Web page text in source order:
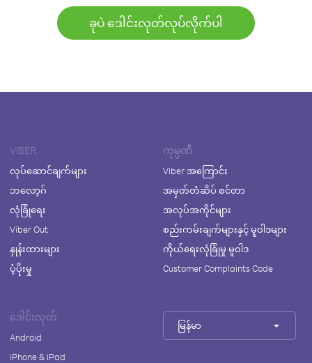
ခုပဲ ဒေါင်းလုတ်လုပ်လိုက်ပါ
VIBER
လုပ်ဆောင်ချက်များ
ဘလော့ဂ်
လုံခြုံရေး
Viber Out
နှုန်းထားများ
ပံ့ပိုးမှု
ကုမ္ပဏီ
Viber အကြောင်း
အမှတ်တံဆိပ် စင်တာ
အလုပ်အကိုင်များ
စည်းကမ်းချက်များနှင့် မူဝါဒများ
ကိုယ်ရေးလုံခြုံမှု မူဝါဒ
Customer Complaints Code
ဒေါင်းလုတ်
Android
iPhone & iPad
မြန်မာ